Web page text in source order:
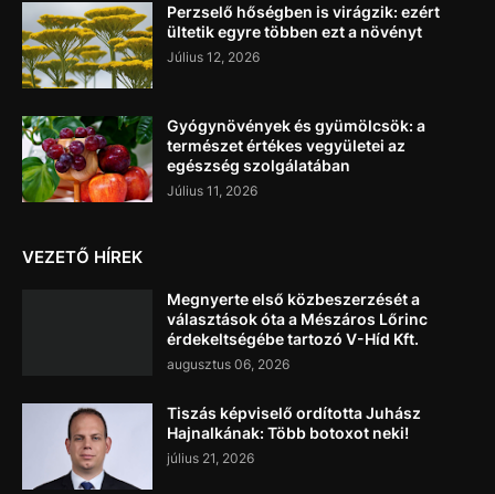
Perzselő hőségben is virágzik: ezért
ültetik egyre többen ezt a növényt
Július 12, 2026
Gyógynövények és gyümölcsök: a
természet értékes vegyületei az
egészség szolgálatában
Július 11, 2026
VEZETŐ HÍREK
Megnyerte első közbeszerzését a
választások óta a Mészáros Lőrinc
érdekeltségébe tartozó V-Híd Kft.
augusztus 06, 2026
Tiszás képviselő ordította Juhász
Hajnalkának: Több botoxot neki!
július 21, 2026